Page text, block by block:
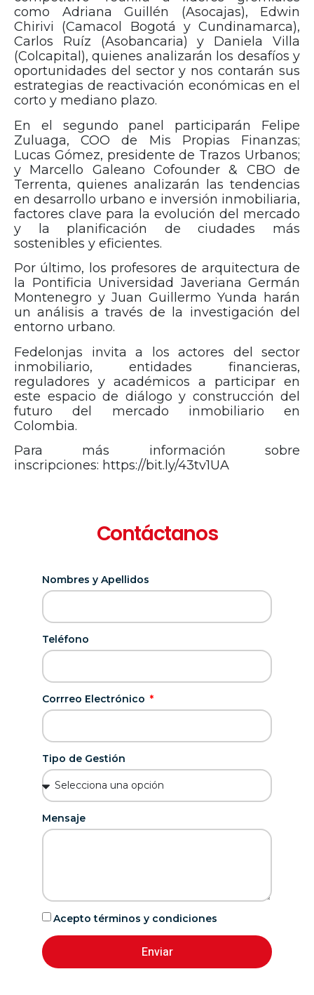
como Adriana Guillén (Asocajas), Edwin
Chirivi (Camacol Bogotá y Cundinamarca),
Carlos Ruíz (Asobancaria) y Daniela Villa
(Colcapital), quienes analizarán los desafíos y
oportunidades del sector y nos contarán sus
estrategias de reactivación económicas en el
corto y mediano plazo.
En el segundo panel participarán Felipe
Zuluaga, COO de Mis Propias Finanzas;
Lucas Gómez, presidente de Trazos Urbanos;
y Marcello Galeano Cofounder & CBO de
Terrenta, quienes analizarán las tendencias
en desarrollo urbano e inversión inmobiliaria,
factores clave para la evolución del mercado
y la planificación de ciudades más
sostenibles y eficientes.
Por último, los profesores de arquitectura de
la Pontificia Universidad Javeriana Germán
Montenegro y Juan Guillermo Yunda harán
un análisis a través de la investigación del
entorno urbano.
Fedelonjas invita a los actores del sector
inmobiliario, entidades financieras,
reguladores y académicos a participar en
este espacio de diálogo y construcción del
futuro del mercado inmobiliario en
Colombia.
Para más información sobre
inscripciones: https://bit.ly/43tv1UA
Contáctanos
Nombres y Apellidos
Teléfono
Corrreo Electrónico
Tipo de Gestión
Mensaje
Acepto términos y condiciones
Enviar